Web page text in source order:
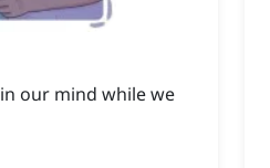
our mind while we